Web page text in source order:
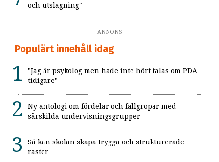
och utslagning"
ANNONS
Populärt innehåll idag
"Jag är psykolog men hade inte hört talas om PDA
tidigare"
Ny antologi om fördelar och fallgropar med
särskilda undervisningsgrupper
Så kan skolan skapa trygga och strukturerade
raster